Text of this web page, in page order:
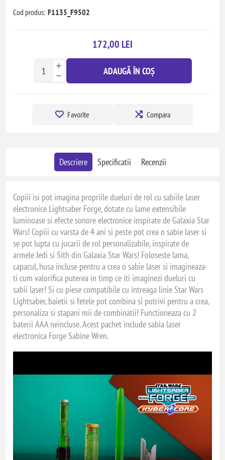
Cod produs: F1135_F9502
172,00 LEI
ADAUGĂ ÎN COȘ
Favorite Compara
Descriere Specificatii Recenzii
Copiii isi pot imagina propriile dueluri de rol cu sabiile laser
electronice Lightsaber Forge, dotate cu lame extensibile
luminoase si efecte sonore electronice inspirate de Galaxia Star
Wars! Copiii cu varsta de 4 ani si peste pot crea o sabie laser si
se pot lupta cu jucarii de rol personalizabile, inspirate de
armele Jedi si Sith din Galaxia Star Wars! Foloseste lama,
capacul, husa incluse pentru a crea o sabie laser si imagineaza-
ti cum valorifica puterea in timp ce iti imaginezi dueluri cu
sabii laser! Si cu piese compatibile cu intreaga linie Star Wars
Lightsaber, baietii si fetele pot combina si potrivi pentru a crea,
personaliza si stapani mii de combinatii! Functioneaza cu 2
baterii AAA neincluse. Acest pachet include sabia laser
electronica Forge Sabine Wren.